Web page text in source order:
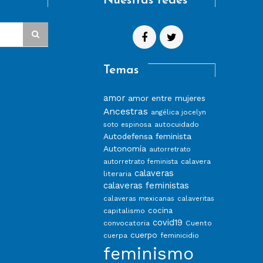
Temas
amor amor entre mujeres
Ancestras angélica jocelyn
soto espinosa autocuidado
Autodefensa feminista
Autonomía autorretrato
autorretrato feminista calavera
literaria calaveras
calaveras feministas
calaveras mexicanas calaveritas
capitalismo cocina
convocatoria covid19 Cuento
cuerpa cuerpo feminicidio
feminismo